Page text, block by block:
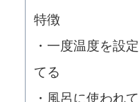
特徴
・一度温度を設
てる
・風呂に使われ